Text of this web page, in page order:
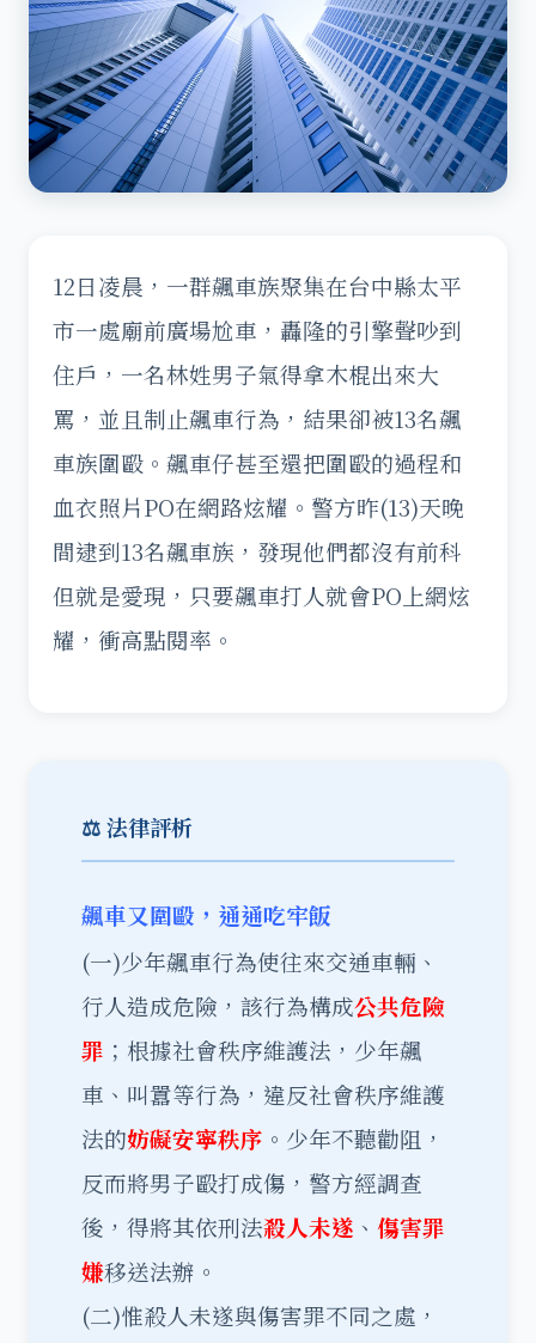
12日凌晨，一群飆車族聚集在台中縣太平
市一處廟前廣場尬車，轟隆的引擎聲吵到
住戶，一名林姓男子氣得拿木棍出來大
罵，並且制止飆車行為，結果卻被13名飆
車族圍毆。飆車仔甚至還把圍毆的過程和
血衣照片PO在網路炫耀。警方昨(13)天晚
間逮到13名飆車族，發現他們都沒有前科
但就是愛現，只要飆車打人就會PO上網炫
耀，衝高點閱率。
⚖️ 法律評析
飆車又圍毆，通通吃牢飯
(一)少年飆車行為使往來交通車輛、
行人造成危險，該行為構成公共危險
罪 ；根據社會秩序維護法，少年飆
車、叫囂等行為，違反社會秩序維護
法的妨礙安寧秩序 。少年不聽勸阻，
反而將男子毆打成傷，警方經調查
後，得將其依刑法殺人未遂 、 傷害罪
嫌移送法辦。
(二)惟殺人未遂與傷害罪不同之處，